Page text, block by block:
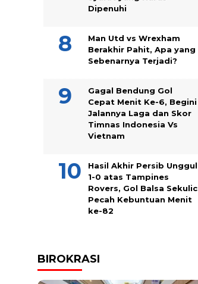
Dipenuhi
Man Utd vs Wrexham
Berakhir Pahit, Apa yang
Sebenarnya Terjadi?
Gagal Bendung Gol
Cepat Menit Ke-6, Begini
Jalannya Laga dan Skor
Timnas Indonesia Vs
Vietnam
Hasil Akhir Persib Unggul
1-0 atas Tampines
Rovers, Gol Balsa Sekulic
Pecah Kebuntuan Menit
ke-82
BIROKRASI